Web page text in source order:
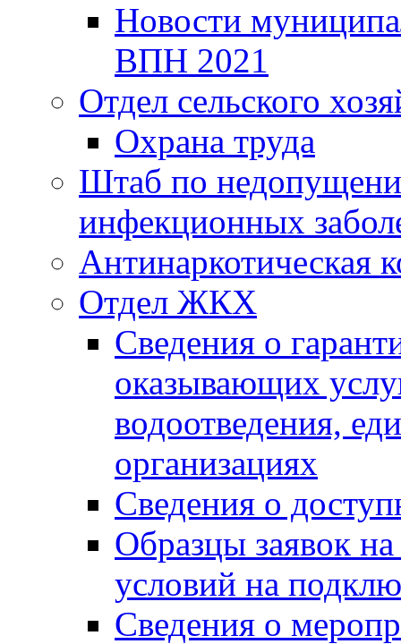
Новости
ВПН 2021
Отдел сельского
Охрана труда
Штаб по
инфекционных
Антинаркотическая
Отдел ЖКХ
Сведения о
оказывающих
водоотведения,
организациях
Сведения о
Образцы заявок
условий на
Сведения о